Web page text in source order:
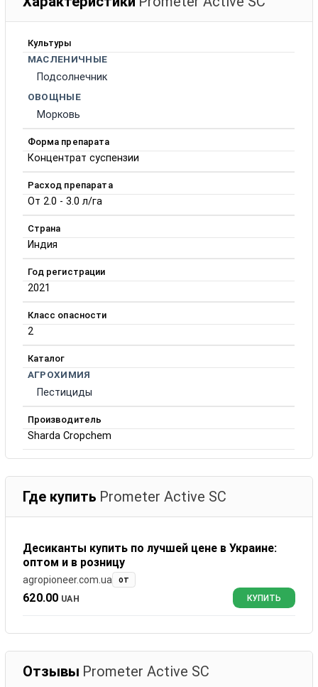
Культуры
МАСЛЕНИЧНЫЕ
Подсолнечник
ОВОЩНЫЕ
Морковь
Форма препарата
Концентрат суспензии
Расход препарата
От 2.0 - 3.0 л/га
Страна
Индия
Год регистрации
2021
Класс опасности
2
Каталог
АГРОХИМИЯ
Пестициды
Производитель
Sharda Cropchem
Где купить Prometer Active SC
Десиканты купить по лучшей цене в Украине:
оптом и в розницу
agropioneer.com.ua от
620.00 UAH КУПИТЬ
Отзывы Prometer Active SC